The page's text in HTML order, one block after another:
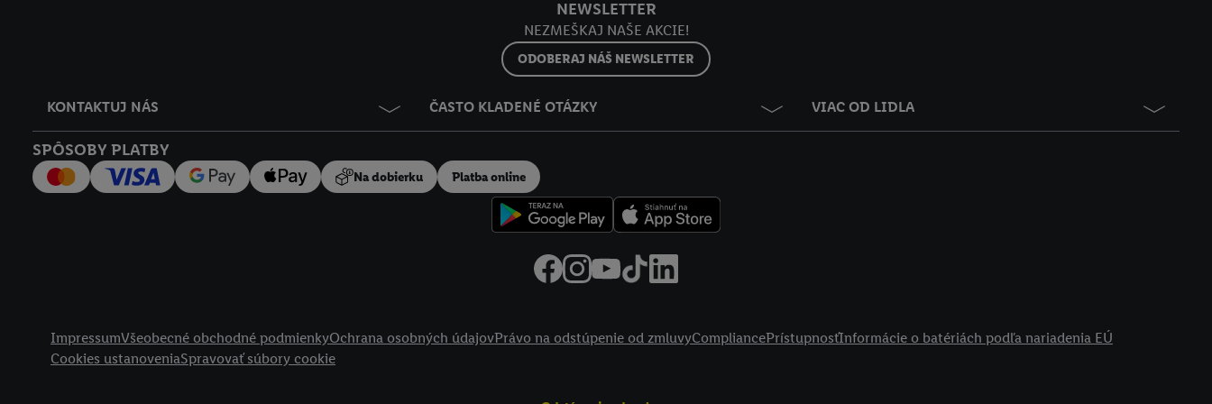
NEWSLETTER
NEZMEŠKAJ NAŠE AKCIE!
ODOBERAJ NÁŠ NEWSLETTER
KONTAKTUJ NÁS ČASTO KLADENÉ OTÁZKY VIAC OD LIDLA
SPÔSOBY PLATBY
Na dobierku Platba online
ImpressumVšeobecné obchodné podmienkyOchrana osobných údajovPrávo na odstúpenie od zmluvyCompliancePrístupnosťInformácie o batériách podľa nariadenia EÚ
Cookies ustanoveniaSpravovať súbory cookie